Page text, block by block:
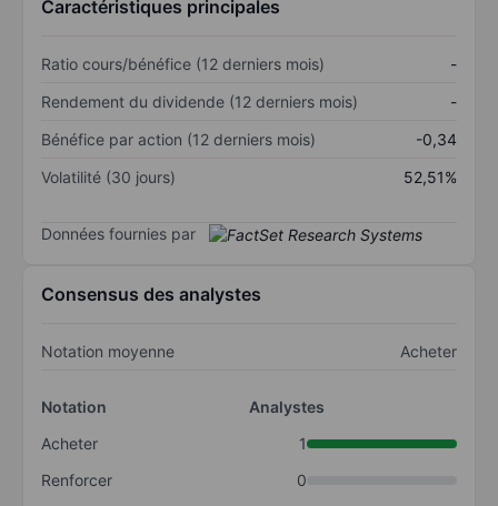
Caractéristiques principales
Ratio cours/bénéfice (12 derniers mois)
-
Rendement du dividende (12 derniers mois)
-
Bénéfice par action (12 derniers mois)
-0,34
Volatilité (30 jours)
52,51%
Données fournies par
Consensus des analystes
Notation moyenne Acheter
Notation
Analystes
Acheter
1
Renforcer
0